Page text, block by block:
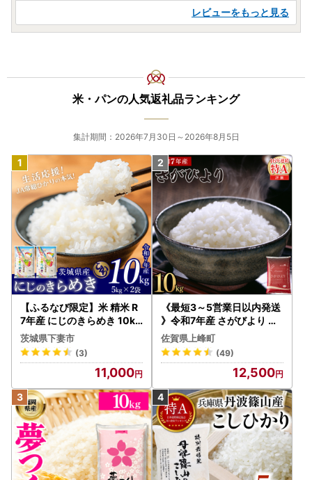
レビューをもっと見る
米・パンの人気返礼品ランキング
集計期間：2026年7月30日～2026年8月5日
【ふるなび限定】米 精米 R
7年産 にじのきらめき 10kg
10月 FN-Limited-PR
茨城県下妻市
(3)
11,000
《最短3～5営業日以内発送
》令和7年産 さがびより 佐
賀県産（精米）10kg
佐賀県上峰町
(49)
12,500